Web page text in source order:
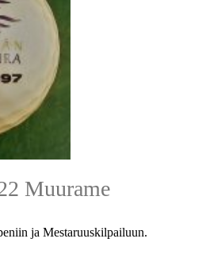
Muurame
ja Mestaruuskilpailuun.